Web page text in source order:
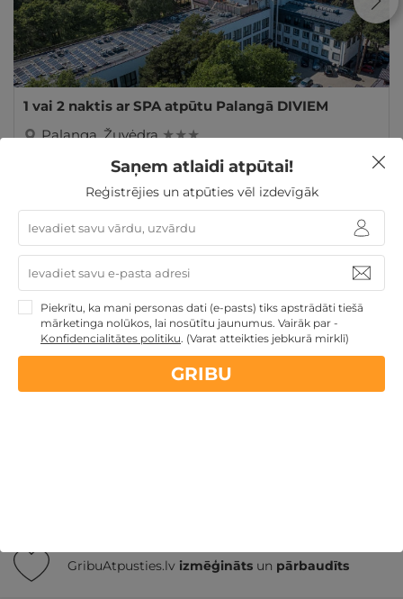
1 vai 2 naktis ar SPA atpūtu Palangā DIVIEM
Palanga,Žuvėdra ★ ★ ★
Atpūta pie jūras 3 personu ĢIMENEI
4 personu
ĢIMENEI
Ģimenes atpūta
GribuAtpusties.lv izmēģināts un pārbaudīts
Saņem atlaidi atpūtai!
Reģistrējies un atpūties vēl izdevīgāk
Piekrītu, ka mani personas dati (e-pasts) tiks apstrādāti tiešā
mārketinga nolūkos, lai nosūtītu jaunumus. Vairāk par -
Konfidencialitātes politiku. (Varat atteikties jebkurā mirklī)
GRIBU